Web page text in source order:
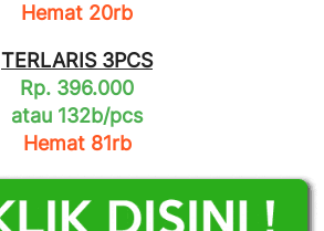
Hemat 20rb
TERLARIS 3PCS
Rp. 396.000
atau 132b/pcs
Hemat 81rb